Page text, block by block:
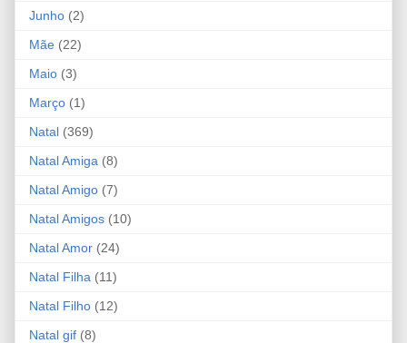
Junho (2)
Mãe (22)
Maio (3)
Março (1)
Natal (369)
Natal Amiga (8)
Natal Amigo (7)
Natal Amigos (10)
Natal Amor (24)
Natal Filha (11)
Natal Filho (12)
Natal gif (8)